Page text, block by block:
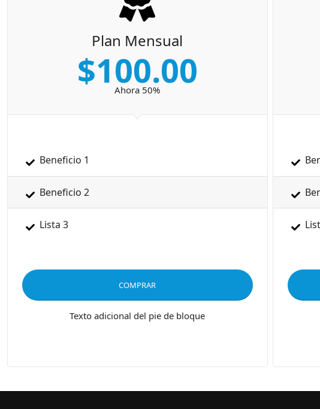
Plan Mensual
$100.00
Ahora 50%
Beneficio 1
Beneficio 2
Lista 3
COMPRAR
Texto adicional del pie de bloque